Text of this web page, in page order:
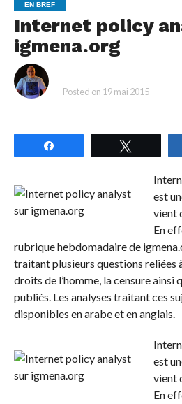
EN BREF
Internet policy
igmena.org
Posted on 19 mai 2015
est
vient
En
rubrique hebdomadaire de
traitant plusieurs questions reliées
droits de l’homme, la censure ainsi
publiés. Les analyses traitant ces
disponibles en arabe et en anglais.
est
vient
En